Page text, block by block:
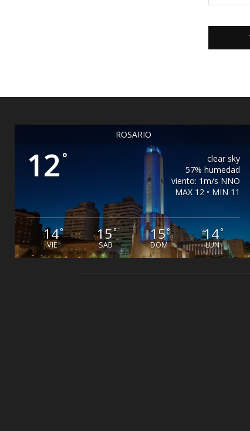
ROSARIO
12 °
clear sky
57% humedad
viento: 1m/s NNO
MAX 12 • MIN 11
14°
VIE
15°
SAB
15°
DOM
14°
LUN